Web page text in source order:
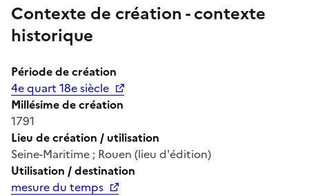
Contexte de création - contexte
historique
Période de création
4e quart 18e siècle
Millésime de création
1791
Lieu de création / utilisation
Seine-Maritime ; Rouen (lieu d'édition)
Utilisation / destination
mesure du temps